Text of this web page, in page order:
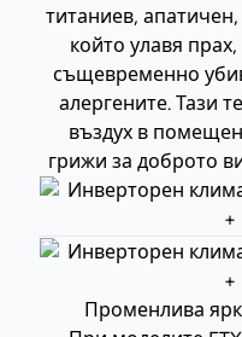
титаниев,
който улавя
същевременно
алергените. Тази
въздух в
грижи за доброто
Променлива